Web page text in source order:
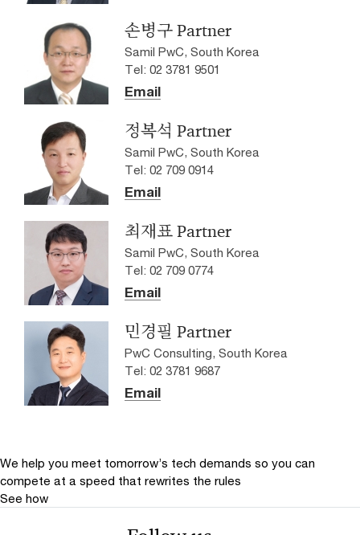
손병구 Partner
Samil PwC, South Korea
Tel: 02 3781 9501
Email
정복석 Partner
Samil PwC, South Korea
Tel: 02 709 0914
Email
최재표 Partner
Samil PwC, South Korea
Tel: 02 709 0774
Email
민경필 Partner
PwC Consulting, South Korea
Tel: 02 3781 9687
Email
We help you meet tomorrow’s tech demands so you can
compete at a speed that rewrites the rules
See how